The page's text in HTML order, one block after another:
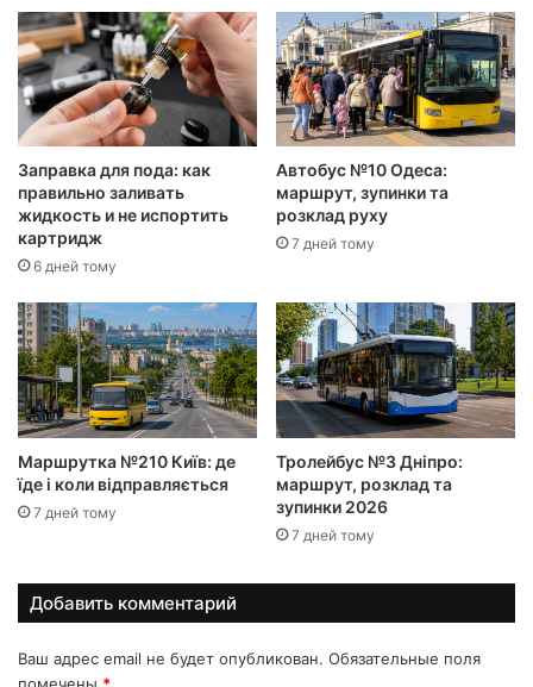
Заправка для пода: как
правильно заливать
жидкость и не испортить
картридж
6 дней тому
Автобус №10 Одеса:
маршрут, зупинки та
розклад руху
7 дней тому
Маршрутка №210 Київ: де
їде і коли відправляється
7 дней тому
Тролейбус №3 Дніпро:
маршрут, розклад та
зупинки 2026
7 дней тому
Добавить комментарий
Ваш адрес email не будет опубликован. Обязательные поля
помечены *